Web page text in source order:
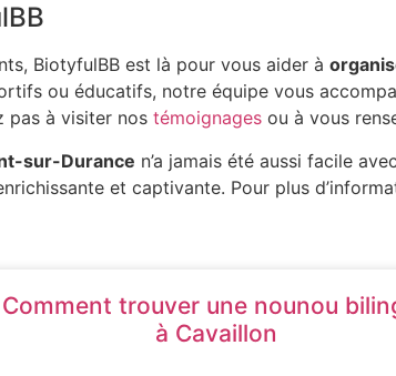
BiotyfulBB est là pour vous aider à
ou éducatifs, notre équipe vous
pas à visiter nos témoignages ou à vous
sur-Durance n’a jamais été aussi facile
et captivante. Pour plus
Comment trouver une nounou
à Cavaillon